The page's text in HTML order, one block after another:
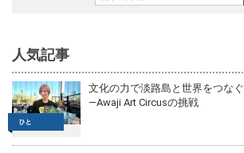
人気記事
文化の力で淡路島と世界をつなぐ
—Awaji Art Circusの挑戦